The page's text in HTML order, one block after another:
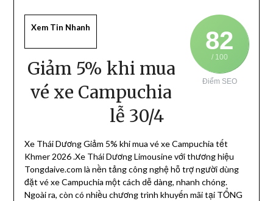
82
/ 100
Điểm SEO
Xem Tin Nhanh
Giảm 5% khi mua
vé xe Campuchia
lễ 30/4
Xe Thái Dương Giảm 5% khi mua vé xe Campuchia tết
Khmer 2026 .Xe Thái Dương Limousine với thương hiệu
Tongdaive.com là nền tảng công nghệ hỗ trợ người dùng
đặt vé xe Campuchia một cách dễ dàng, nhanh chóng.
Ngoài ra, còn có nhiều chương trình khuyến mãi tại TỔNG